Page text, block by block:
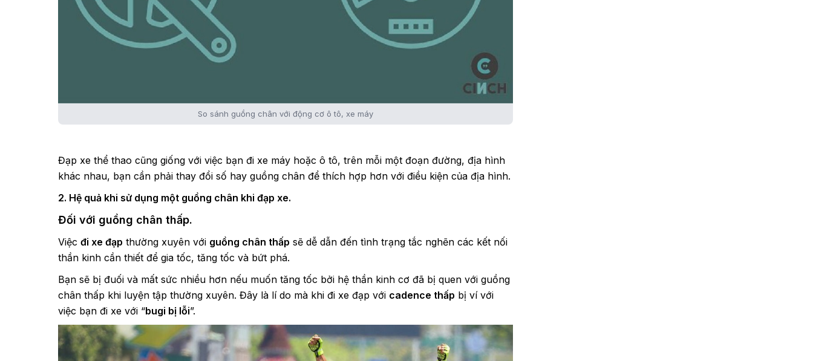
So sánh guồng chân với động cơ ô tô, xe máy
Đạp xe thể thao cũng giống với việc bạn đi xe máy hoặc ô tô, trên mỗi một đoạn đường, địa hình
khác nhau, bạn cần phải thay đổi số hay guồng chân để thích hợp hơn với điều kiện của địa hình.
2. Hệ quả khi sử dụng một guồng chân khi đạp xe.
Đối với guồng chân thấp.
Việc đi xe đạp thường xuyên với guồng chân thấp sẽ dễ dẫn đến tình trạng tắc nghẽn các kết nối
thần kinh cần thiết để gia tốc, tăng tốc và bứt phá.
Bạn sẽ bị đuối và mất sức nhiều hơn nếu muốn tăng tốc bởi hệ thần kinh cơ đã bị quen với guồng
chân thấp khi luyện tập thường xuyên. Đây là lí do mà khi đi xe đạp với cadence thấp bị ví với
việc bạn đi xe với “bugi bị lỗi”.